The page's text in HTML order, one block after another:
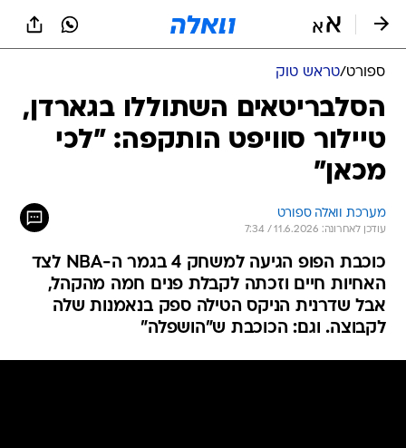
ספורט/טראש טוק
הסלבריטאים השתוללו בגארדן,
טיילור סוויפט הותקפה: "לכי
מכאן"
מערכת וואלה ספורט
עודכן לאחרונה: 11.6.2026 / 7:34
כוכבת הפופ הגיעה למשחק 4 בגמר ה-NBA לצד
האחיות חיים וזכתה לקבלת פנים חמה מהקהל,
אבל שדרנית הניקס הטילה ספק בנאמנות שלה
לקבוצה. וגם: הכוכבת ש"הושפלה"